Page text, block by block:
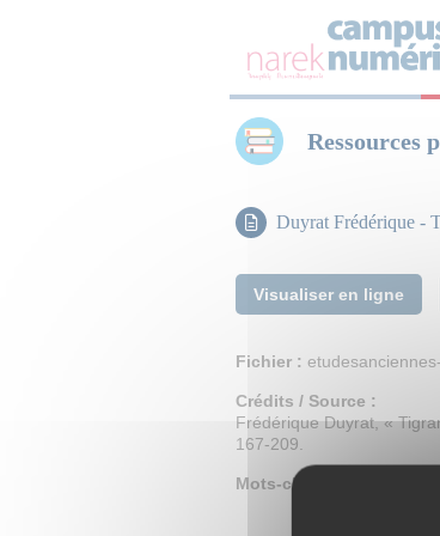
Ressources
Duyrat Frédérique -
Visualiser en ligne
Fichier :
Crédits / Source :
Frédérique Duyrat, «
167-209.
Mots-clefs :